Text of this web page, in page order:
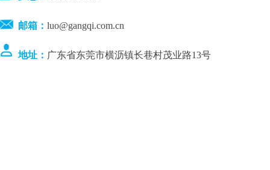
邮箱： luo@gangqi.com.cn
地址： 广东省东莞市横沥镇长巷村茂业路13号